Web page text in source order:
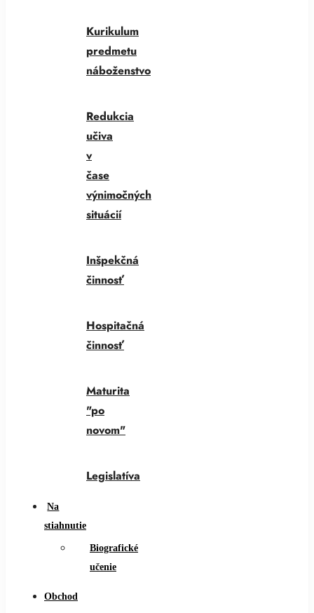
Kurikulum
predmetu
náboženstvo
Redukcia
učiva
v
čase
výnimočných
situácií
Inšpekčná
činnosť
Hospitačná
činnosť
Maturita
"po
novom"
Legislatíva
Na
stiahnutie
Biografické
učenie
Obchod